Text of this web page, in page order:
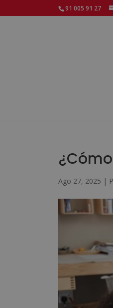
91 005 91 27
Ago 27, 2025 |